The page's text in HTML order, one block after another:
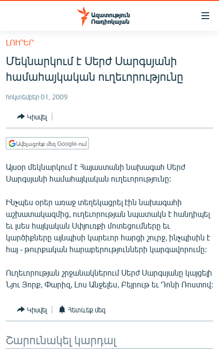
Մատչելիության
հիմնական
բովանդակությանը
Անցնել
հիմնական
մենյուին
ՀԱՅԱՍՏԱՆ
ՔԱՂԱՔԱԿԱՆ
ԸՆՏՐՈՒԹՅՈՒՆՆԵՐ 2026
ԻՐԱՎՈՒՆՔ
ՀԱՍԱՐԱԿՈՒԹՅՈՒՆ
ՂԱՐԱԲԱՂ
ՏԱՐԱԾԱՇՐՋԱՆ
ՄԻՋԱԶԳԱՅԻՆ
ՄՇԱԿՈՒՅԹ
ՄԵԿՆԱԲԱՆՈՒԹՅՈՒՆ
ԿՈՐՈՆԱՎԻՐՈՒՍ
ՏԵՍԱՆՅՈՒԹԵՐ
ԼՈՒՐԵՐ
Մեկնարկում է Սերժ Սարգսյանի
համահայկական ուղեւորությունը
հոկտեմբեր 01, 2009
Կիսվել
Ավելացրեք մեզ Google-ում
Այսօր մեկնարկում է Հայաստանի նախագահ Սերժ
Սարգսյանի համահայկական ուղեւորությունը:
Ինչպես օրեր առաջ տեղեկացրել էին նախագահի
աշխատակազմից, ուղեւորության նպատակն է հանդիպել
եւ լսես հայկական Սփյուռքի մոտեցումները եւ
կարծիքները այնպիսի կարեւոր հարցի շուրջ, ինչպիսին է
հայ - թուրքական հարաբերությունների կարգավորումը:
Ուղեւորության շրջանակներում Սերժ Սարգսյանը կայցելի
Նյու Յորք, Փարիզ, Լոս Անջելես, Բեյրութ եւ Դոնի Ռոստով:
Կիսվել Հետևեք մեզ
Շարունակել կարդալ